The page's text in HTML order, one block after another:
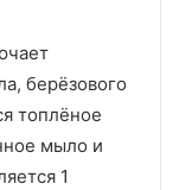
берёзового
топлёное
мыло и
1